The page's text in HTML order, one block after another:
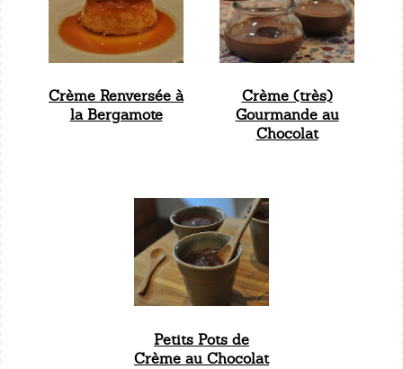
Crème Renversée à
la Bergamote
Crème (très)
Gourmande au
Chocolat
Petits Pots de
Crème au Chocolat